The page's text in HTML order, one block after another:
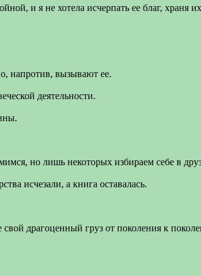
и я не хотела исчерпать ее благ, храня
напротив, вызывают ее.
деятельности.
но лишь некоторых избираем себе в
исчезали, а книга оставалась.
драгоценный груз от поколения к